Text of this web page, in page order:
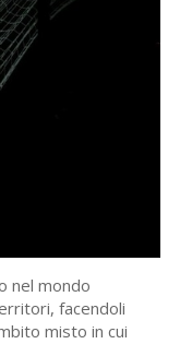
nel mondo
facendoli
misto in cui